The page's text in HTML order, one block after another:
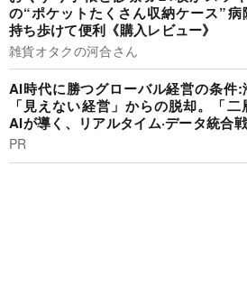
の“ポケットたくさん収納ケース”病
持ち歩けて便利《購入レビュー》
雑貨オタクの河合さん
AI時代に勝つグローバル経営の条件:
「見えない経営」からの脱却。「二
AIが導く、リアルタイム·データ統合
PR